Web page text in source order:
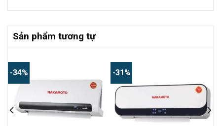
Sản phẩm tương tự
-34% -31%